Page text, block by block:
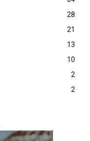
28
21
13
10
2
2